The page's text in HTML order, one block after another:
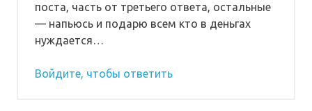
поста, часть от третьего ответа, остальные
— напьюсь и подарю всем кто в деньгах
нуждается…
Войдите, чтобы ответить